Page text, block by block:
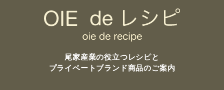
尾家産業の役立つレシピと
プライベートブランド商品のご案内